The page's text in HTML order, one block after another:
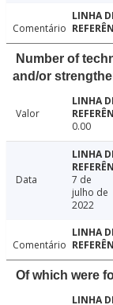
Comentário
Number of
and/or
Valor
0.00
Data
7 de
julho de
2022
Comentário
Of which were